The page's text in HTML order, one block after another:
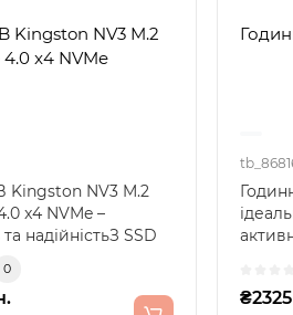
Kingston NV3 M.2
x4 NVMe
Kingston NV3 M.2
x4 NVMe –
надійністьЗ SSD
0